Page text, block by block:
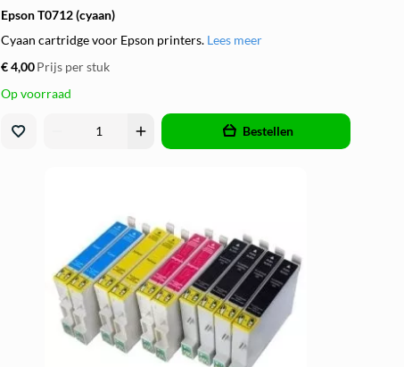
Epson T0712 (cyaan)
Cyaan cartridge voor Epson printers. Lees meer
€ 4,00 Prijs per stuk
Op voorraad
add Bestellen